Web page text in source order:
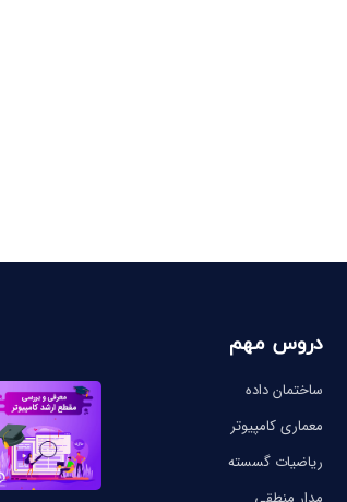
دروس مهم
ساختمان داده
معماری کامپیوتر
ریاضیات گسسته